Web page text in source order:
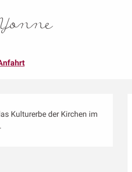
Kulturerbe der Kirchen im